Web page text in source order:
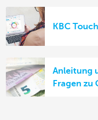
KBC Touch
Anleitung
Fragen zu